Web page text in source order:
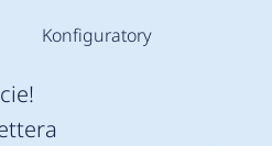
Konfiguratory